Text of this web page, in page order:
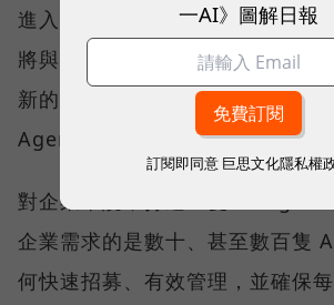
進入 AI 代理人時代。在可預見的
將與大量 AI Agent 協同工作，
新的挑戰—如何規模化部署與管理
Agent。
對企業來說，打造一隻 AI Agent
企業需求的是數十、甚至數百隻
何快速招募、有效管理，並確保
一AI》圖解日報
訂閱即同意 巨思文化隱私權